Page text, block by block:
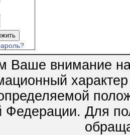
внимание на
Федерации. Для